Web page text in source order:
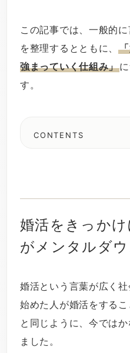
この記事では、一般的
を整理するとともに、
強まっていく仕組み」
す。
CONTENTS
婚活をきっか
がメンタルダ
婚活という言葉が広く
始めた人が婚活をする
と同じように、今では
ました。